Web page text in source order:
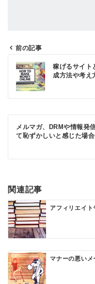
投
ナ
ン
前の記事
稼げるサイト
成方法や考え
メルマガ、DRMや情報発
て恥ずかしいと感じた場
関連記事
アフィリエイ
マナーの悪い